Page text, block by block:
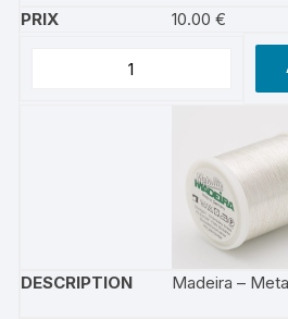
10.00€
Madeira –